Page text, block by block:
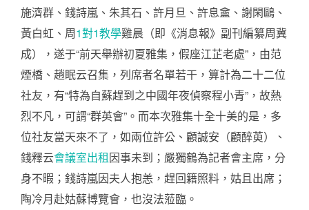
施濟群、錢詩嵐、朱其石、許月旦、許息盦、謝閑鷗、
黃白虹、周1對1教學雞晨（即《消息報》副刊編纂周冀
成），遂于“前天舉辦初夏雅集，假座江芷老處”，由范
煙橋、趙眠云召集，列席者名單若干，算計為二十二位
社友，有“特為自蘇趕到之中國年夜偵察程小青”，故熱
烈不凡，可謂“群英會”。而本次雅集十全十美的是，多
位社友當天來不了，如兩位許公、顧誠安（顧醉萸）、
錢釋云會議室出租因事未到；嚴獨鶴為記者會主席，分
身不暇；錢詩嵐因夫人抱恙，趕回籍照料，姑且出席；
陶冷月赴姑蘇博覽會，也沒法蒞臨。